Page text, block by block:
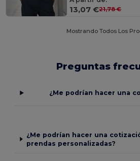
13,07 €21,78 €
Mostrando Todos Los
Preguntas
¿Me podrían hacer una
¿Me podrían hacer una
prendas personalizadas?